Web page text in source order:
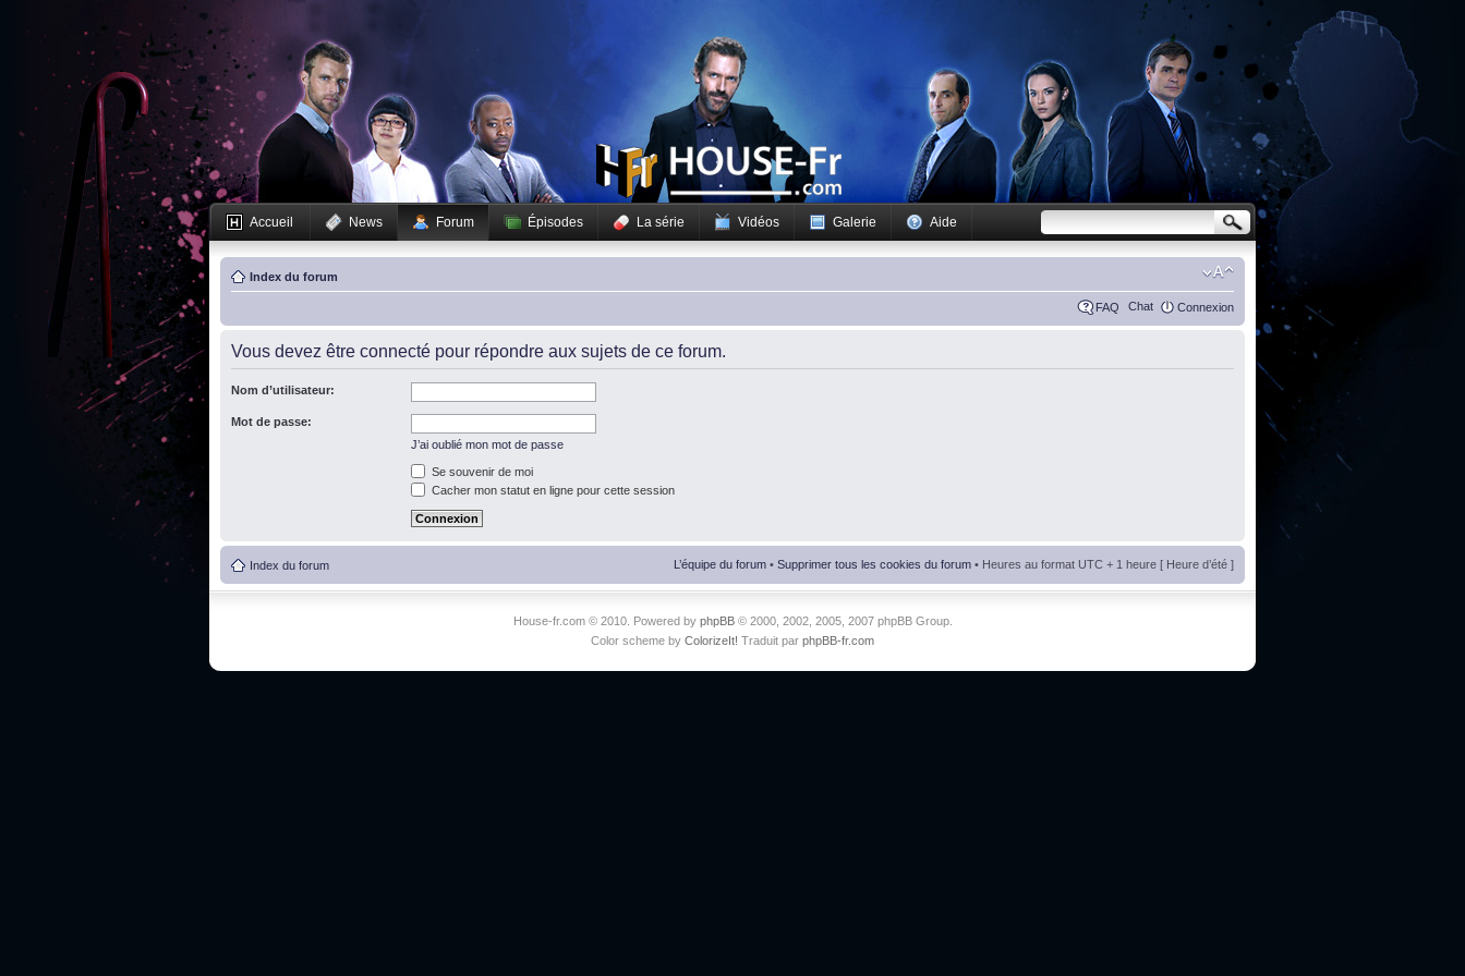
Accueil News Forum Épisodes La série Vidéos Galerie Aide
Index du forum
FAQ Chat Connexion
Vous devez être connecté pour répondre aux sujets de ce forum.
Nom d’utilisateur:
Mot de passe:
J’ai oublié mon mot de passe
Se souvenir de moi
Cacher mon statut en ligne pour cette session
Index du forum L’équipe du forum • Supprimer tous les cookies du forum • Heures au format UTC + 1 heure [ Heure d’été ]
House-fr.com © 2010. Powered by phpBB© 2000, 2002, 2005, 2007 phpBB Group.
Color scheme by ColorizeIt! Traduit par phpBB-fr.com